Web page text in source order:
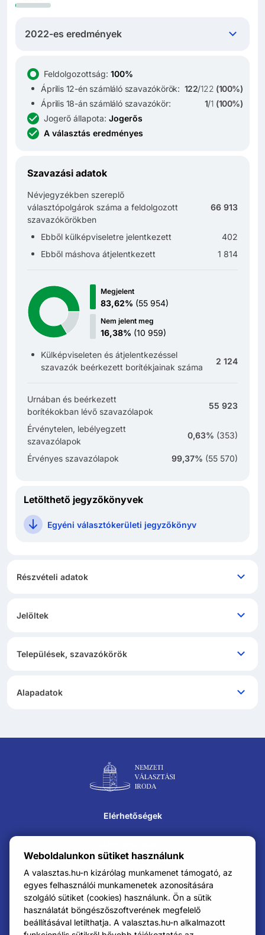
Weboldalunkon sütiket használunk
A valasztas.hu-n kizárólag munkamenet támogató, az
egyes felhasználói munkamenetek azonosítására
szolgáló sütiket (cookies) használunk. Ön a sütik
használatát böngészőszoftverének megfelelő
beállításával letilthatja. A valasztas.hu-n alkalmazott
2022-es eredmények
Feldolgozottság: 100%
Április 12-én számláló szavazókörök: 122/122 (100%)
Április 18-án számláló szavazókör:
1/1 (100%)
Jogerő állapota: Jogerős
A választás eredményes
Szavazási adatok
Névjegyzékben szereplő
választópolgárok száma a feldolgozott
szavazókörökben
66 913
Ebből külképviseletre jelentkezett
402
Ebből máshova átjelentkezett
1 814
Megjelent
83,62% (55 954)
Nem jelent meg
16,38% (10 959)
Külképviseleten és átjelentkezéssel
szavazók beérkezett borítékjainak száma
2 124
Urnában és beérkezett
borítékokban lévő szavazólapok
55 923
Érvénytelen, lebélyegzett
szavazólapok
0,63% (353)
Érvényes szavazólapok 99,37% (55 570)
Letölthető jegyzőkönyvek
Egyéni választókerületi jegyzőkönyv
Részvételi adatok
Jelöltek
Települések, szavazókörök
Alapadatok
Lábléc navigáció
Elérhetőségek
Impresszum
Karrier
Adatkezelési tájékoztató